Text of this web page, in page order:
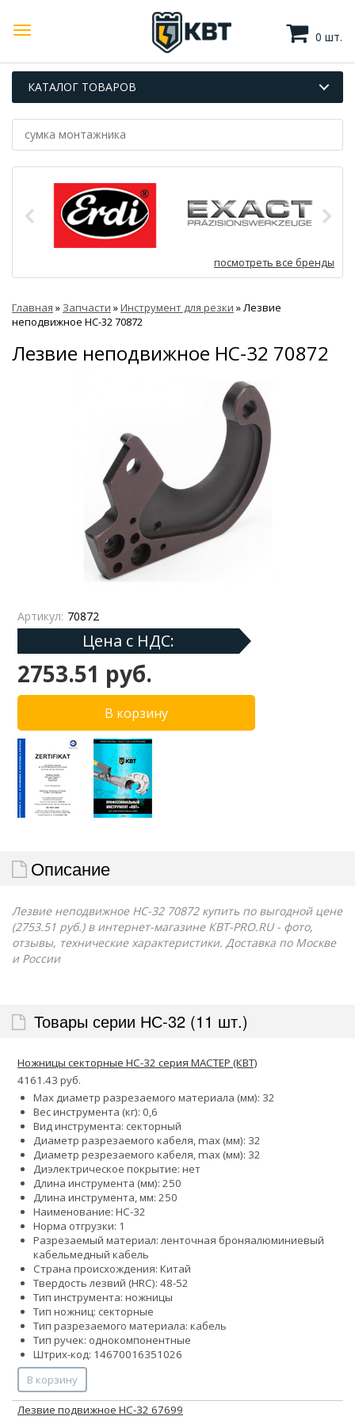
0 шт.
КАТАЛОГ ТОВАРОВ
посмотреть все бренды
Главная » Запчасти »Инструмент для резки » Лезвие
неподвижное НС-32 70872
Лезвие неподвижное НС-32 70872
Артикул: 70872
Цена с НДС:
2753.51 руб.
Описание
Лезвие неподвижное НС-32 70872 купить по выгодной цене
(2753.51 руб.) в интернет-магазине КВТ-PRO.RU - фото,
отзывы, технические характеристики. Доставка по Москве
и России
Товары серии НС-32 (11 шт.)
Ножницы секторные НС-32 серия МАСТЕР (КВТ)
4161.43 руб.
Max диаметр разрезаемого материала (мм): 32
Вес инструмента (кг): 0,6
Вид инструмента: секторный
Диаметр разрезаемого кабеля, max (мм): 32
Диаметр резрезаемого кабеля, max (мм): 32
Диэлектрическое покрытие: нет
Длина инструмента (мм): 250
Длина инструмента, мм: 250
Наименование: НС-32
Норма отгрузки: 1
Разрезаемый материал:ленточная броняалюминиевый
кабельмедный кабель
Страна происхождения: Китай
Твердость лезвий (HRC): 48-52
Тип инструмента: ножницы
Тип ножниц: секторные
Тип разрезаемого материала: кабель
Тип ручек: однокомпонентные
Штрих-код: 14670016351026
В корзину
Лезвие подвижное НС-32 67699